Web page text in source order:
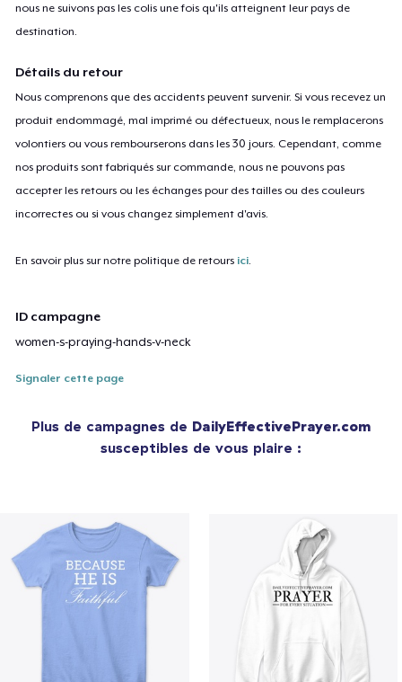
nous ne suivons pas les colis une fois qu'ils atteignent leur pays de
destination.
Détails du retour
Nous comprenons que des accidents peuvent survenir. Si vous recevez un
produit endommagé, mal imprimé ou défectueux, nous le remplacerons
volontiers ou vous rembourserons dans les 30 jours. Cependant, comme
nos produits sont fabriqués sur commande, nous ne pouvons pas
accepter les retours ou les échanges pour des tailles ou des couleurs
incorrectes ou si vous changez simplement d'avis.
En savoir plus sur notre politique de retours ici
ID campagne
women-s-praying-hands-v-neck
Signaler cette page
Plus de campagnes de DailyEffectivePrayer.com
susceptibles de vous plaire :